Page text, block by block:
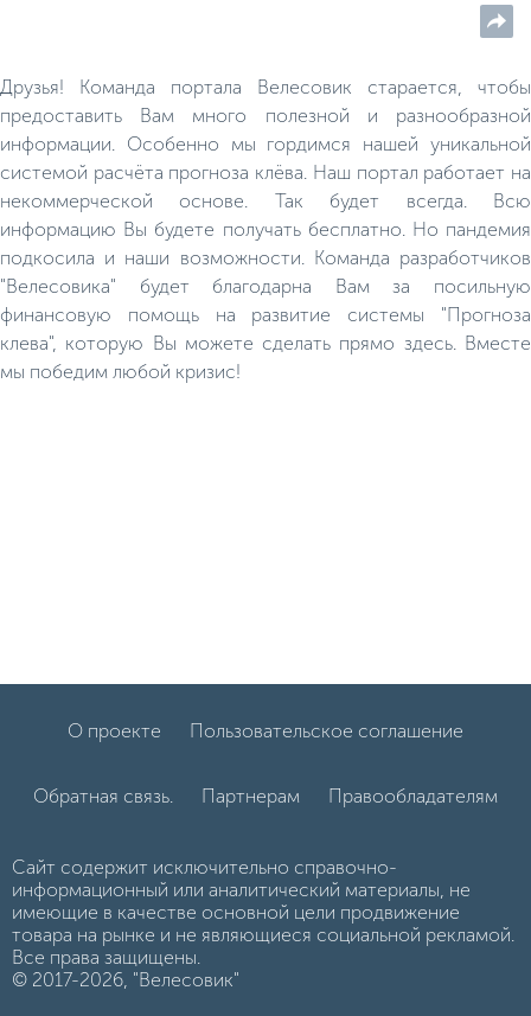
Друзья! Команда портала Велесовик старается, чтобы
предоставить Вам много полезной и разнообразной
информации. Особенно мы гордимся нашей уникальной
системой расчёта прогноза клёва. Наш портал работает на
некоммерческой основе. Так будет всегда. Всю
информацию Вы будете получать бесплатно. Но пандемия
подкосила и наши возможности. Команда разработчиков
"Велесовика" будет благодарна Вам за посильную
финансовую помощь на развитие системы "Прогноза
клева", которую Вы можете сделать прямо здесь. Вместе
мы победим любой кризис!
О проекте Пользовательское соглашение
Обратная связь. Партнерам Правообладателям
Сайт содержит исключительно справочно-
информационный или аналитический материалы, не
имеющие в качестве основной цели продвижение
товара на рынке и не являющиеся социальной рекламой.
Все права защищены.
© 2017-2026, "Велесовик"